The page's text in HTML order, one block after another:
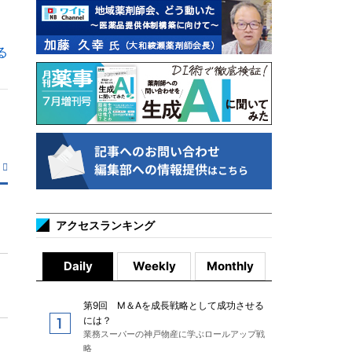
アクセスランキング
Daily Weekly Monthly
第9回 M＆Aを成長戦略として成功させる
には？
業務スーパーの神戸物産に学ぶロールアップ戦
略